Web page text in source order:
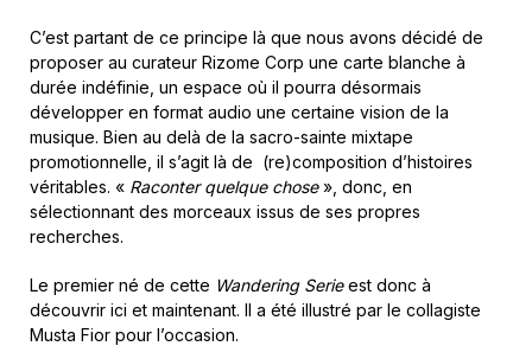
C’est partant de ce principe là que nous avons décidé de
proposer au curateur Rizome Corp une carte blanche à
durée indéfinie, un espace où il pourra désormais
développer en format audio une certaine vision de la
musique. Bien au delà de la sacro-sainte mixtape
promotionnelle, il s’agit là de (re)composition d’histoires
véritables. « Raconter quelque chose», donc, en
sélectionnant des morceaux issus de ses propres
recherches.
Le premier né de cette Wandering Serieest donc à
découvrir ici et maintenant. Il a été illustré par le collagiste
Musta Fior pour l’occasion.